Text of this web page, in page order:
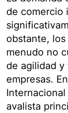
de comercio
obstante,
menudo no
de agilidad
empresas.
avalista